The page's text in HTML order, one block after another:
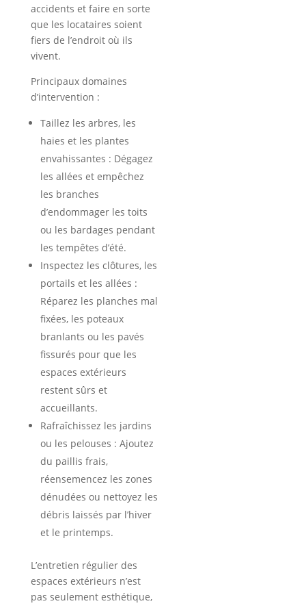
accidents et faire en sorte
que les locataires soient
fiers de l’endroit où ils
vivent.
Principaux domaines
d’intervention :
Taillez les arbres, les
haies et les plantes
envahissantes : Dégagez
les allées et empêchez
les branches
d’endommager les toits
ou les bardages pendant
les tempêtes d’été.
Inspectez les clôtures, les
portails et les allées :
Réparez les planches mal
fixées, les poteaux
branlants ou les pavés
fissurés pour que les
espaces extérieurs
restent sûrs et
accueillants.
Rafraîchissez les jardins
ou les pelouses : Ajoutez
du paillis frais,
réensemencez les zones
dénudées ou nettoyez les
débris laissés par l’hiver
et le printemps.
L’entretien régulier des
espaces extérieurs n’est
pas seulement esthétique,